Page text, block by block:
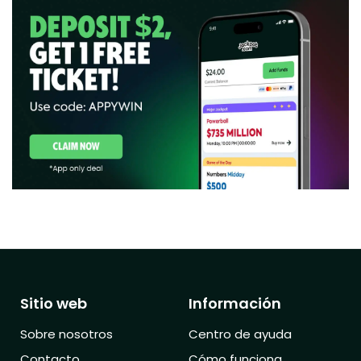
Sitio web
Sobre nosotros
Información
Centro de ayuda